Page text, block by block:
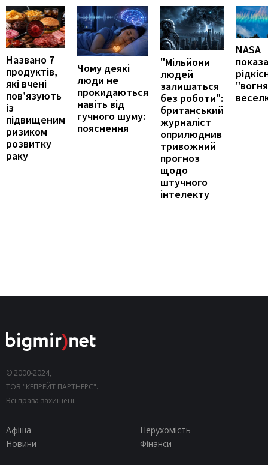
Названо 7
продуктів,
які вчені
пов’язують
із
підвищеним
ризиком
розвитку
раку
Чому деякі
люди не
прокидаються
навіть від
гучного шуму:
пояснення
"Мільйони
людей
залишаться
без роботи":
британський
журналіст
оприлюднив
тривожний
прогноз
щодо
штучного
інтелекту
NASA
© 2000-2024,
ТОВ "КЕПРЕЙТ ПАРТНЕРС".
Всі права захищені.
Афіша
Нерухомість
Новини
Фінанси